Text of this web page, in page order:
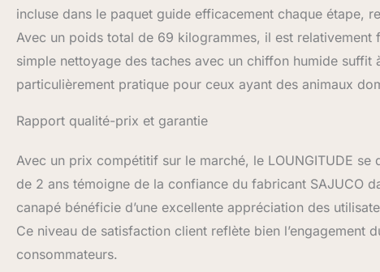
incluse dans le paquet guide efficacement chaque étape,
Avec un poids total de 69 kilogrammes, il est relativement
simple nettoyage des taches avec un chiffon humide
particulièrement pratique pour ceux ayant des animaux
Rapport qualité-prix et garantie
Avec un prix compétitif sur le marché, le LOUNGITUDE
de 2 ans témoigne de la confiance du fabricant SAJUCO
canapé bénéficie d’une excellente appréciation des
Ce niveau de satisfaction client reflète bien
consommateurs.